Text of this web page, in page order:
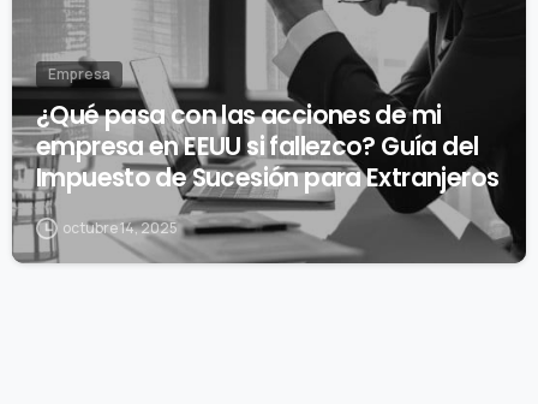
Empresa
¿Qué pasa con las acciones de mi
empresa en EEUU si fallezco? Guía del
Impuesto de Sucesión para Extranjeros
octubre 14, 2025